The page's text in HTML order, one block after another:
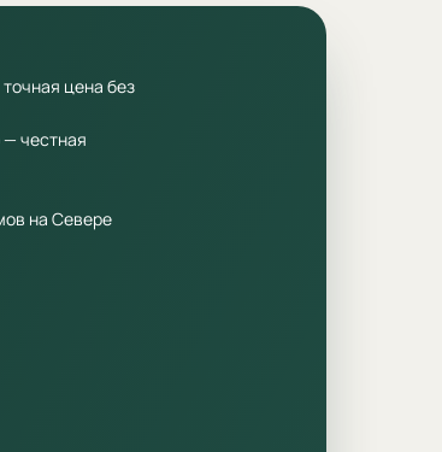
цена без
— честная
на Севере